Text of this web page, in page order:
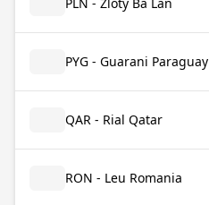
PYG - Guarani Paraguay
QAR - Rial Qatar
RON - Leu Romania